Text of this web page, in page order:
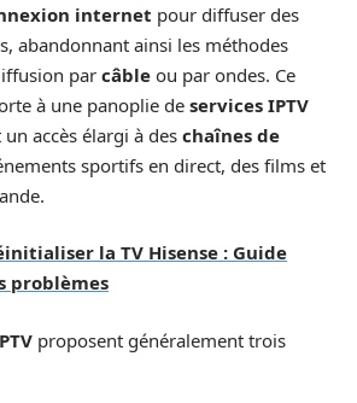
internet pour diffuser des
abandonnant ainsi les méthodes
par câble ou par ondes. Ce
à une panoplie de services IPTV
accès élargi à des chaînes de
sportifs en direct, des films et
la TV Hisense : Guide
problèmes
proposent généralement trois